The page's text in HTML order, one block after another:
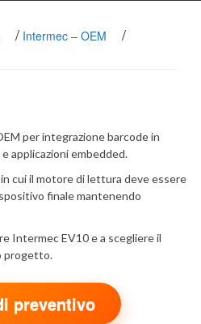
/ Intermec – OEM /
per integrazione barcode in
applicazioni embedded.
cui il motore di lettura deve essere
finale mantenendo
Intermec EV10 e a scegliere il
progetto.
preventivo